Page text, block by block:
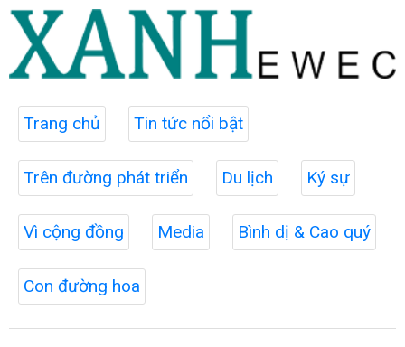
Trang chủ Tin tức nổi bật
Trên đường phát triển Du lịch Ký sự
Vì cộng đồng Media Bình dị & Cao quý
Con đường hoa